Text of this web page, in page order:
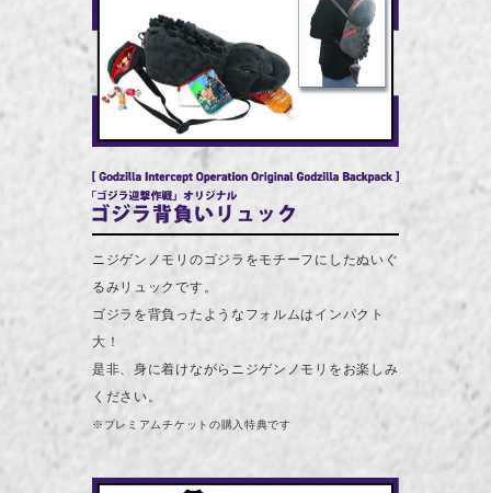
ニジゲンノモリのゴジラをモチーフにしたぬいぐ
るみリュックです。
ゴジラを背負ったようなフォルムはインパクト
大！
是非、身に着けながらニジゲンノモリをお楽しみ
ください。
※プレミアムチケットの購入特典です